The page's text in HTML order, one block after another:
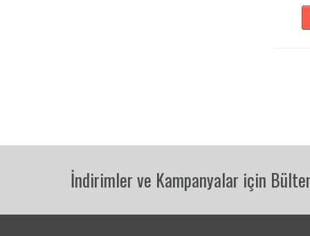
İndirimler ve Kampanyalar için